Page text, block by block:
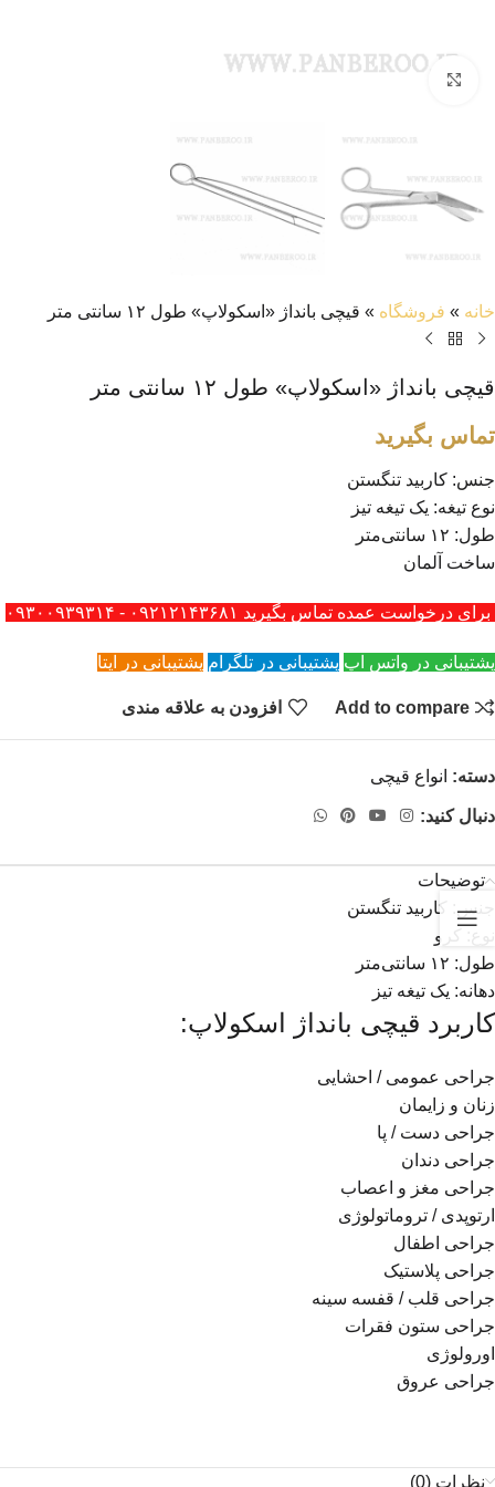
خانه » فروشگاه » قیچی بانداژ «اسکولاپ» طول ۱۲ سانتی متر
قیچی بانداژ «اسکولاپ» طول ۱۲ سانتی متر
تماس بگیرید
جنس: کاربید تنگستن
نوع تیغه: یک تیغه تیز
طول: ۱۲ سانتی‌متر
ساخت آلمان
برای درخواست عمده تماس بگیرید ۰۹۲۱۲۱۴۳۶۸۱ - ۰۹۳۰۰۹۳۹۳۱۴
پشتیبانی در واتس اپ پشتیبانی در تلگرام پشتیبانی در ایتا
Add to compare افزودن به علاقه مندی
دسته: انواع قیچی
دنبال کنید:
توضیحات
جنس: کاربید تنگستن
نوع: کرو
طول: ۱۲ سانتی‌متر
دهانه: یک تیغه تیز
کاربرد قیچی بانداژ اسکولاپ:
جراحی عمومی / احشایی
زنان و زایمان
جراحی دست / پا
جراحی دندان
جراحی مغز و اعصاب
ارتوپدی / تروماتولوژی
جراحی اطفال
جراحی پلاستیک
جراحی قلب / قفسه سینه
جراحی ستون فقرات
اورولوژی
جراحی عروق
نظرات (0)